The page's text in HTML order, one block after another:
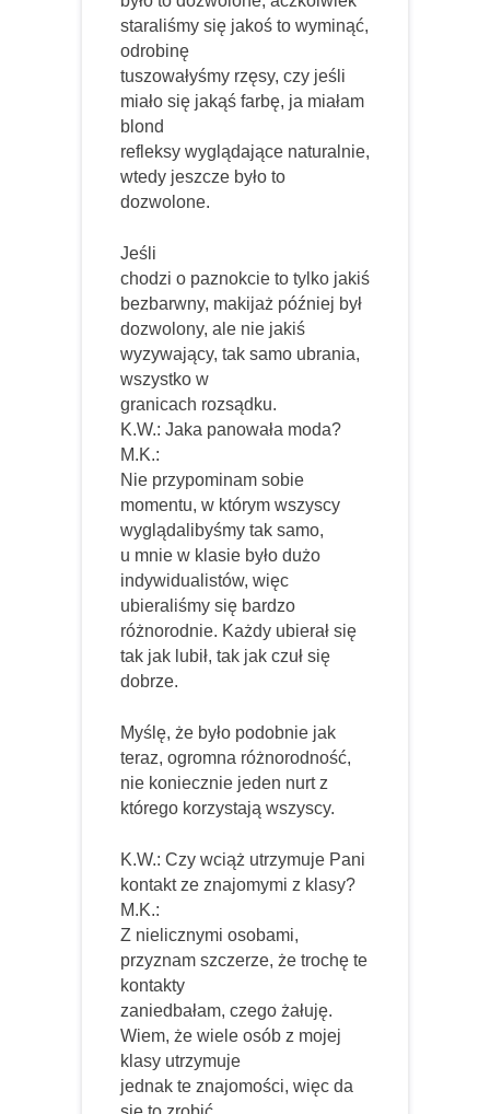
staraliśmy się jakoś to wyminąć,
odrobinę
tuszowałyśmy rzęsy, czy jeśli
miało się jakąś farbę, ja miałam
blond
refleksy wyglądające naturalnie,
wtedy jeszcze było to
dozwolone.
Jeśli
chodzi o paznokcie to tylko jakiś
bezbarwny, makijaż później był
dozwolony, ale nie jakiś
wyzywający, tak samo ubrania,
wszystko w
granicach rozsądku.
K.W.: Jaka panowała moda?
M.K.:
Nie przypominam sobie
momentu, w którym wszyscy
wyglądalibyśmy tak samo,
u mnie w klasie było dużo
indywidualistów, więc
ubieraliśmy się bardzo
różnorodnie. Każdy ubierał się
tak jak lubił, tak jak czuł się
dobrze.
Myślę, że było podobnie jak
teraz, ogromna różnorodność,
nie koniecznie jeden nurt z
którego korzystają wszyscy.
K.W.: Czy wciąż utrzymuje Pani
kontakt ze znajomymi z klasy?
M.K.:
Z nielicznymi osobami,
przyznam szczerze, że trochę te
kontakty
zaniedbałam, czego żałuję.
Wiem, że wiele osób z mojej
klasy utrzymuje
jednak te znajomości, więc da